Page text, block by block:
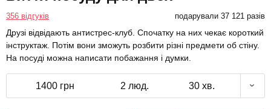
356 відгуків подарували 37 121 разів
Друзі відвідають антистрес-клуб. Спочатку на них чекає короткий
інструктаж. Потім вони зможуть розбити різні предмети об стіну.
На посуді можна написати побажання і думки.
1400 грн 2 люд. 30 хв.